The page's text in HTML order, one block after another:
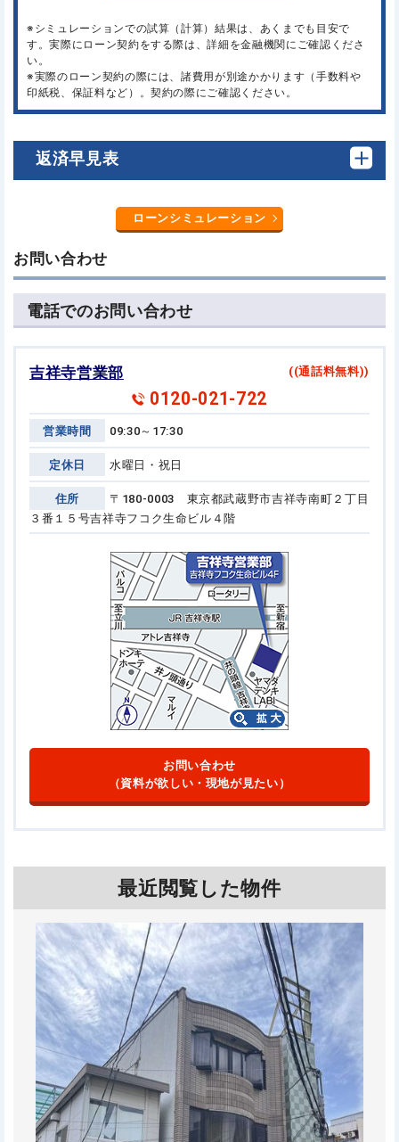
※シミュレーションでの試算（計算）結果は、あくまでも目安で
す。実際にローン契約をする際は、詳細を金融機関にご確認くださ
い。
※実際のローン契約の際には、諸費用が別途かかります（手数料や
印紙税、保証料など）。契約の際にご確認ください。
返済早見表
ローンシミュレーション
お問い合わせ
電話でのお問い合わせ
吉祥寺営業部 ((通話料無料))
0120-021-722
営業時間 09:30～17:30
定休日 水曜日・祝日
住所
〒180-0003 東京都武蔵野市吉祥寺南町２丁目
３番１５号吉祥寺フコク生命ビル４階
お問い合わせ
（資料が欲しい・現地が見たい）
最近閲覧した物件